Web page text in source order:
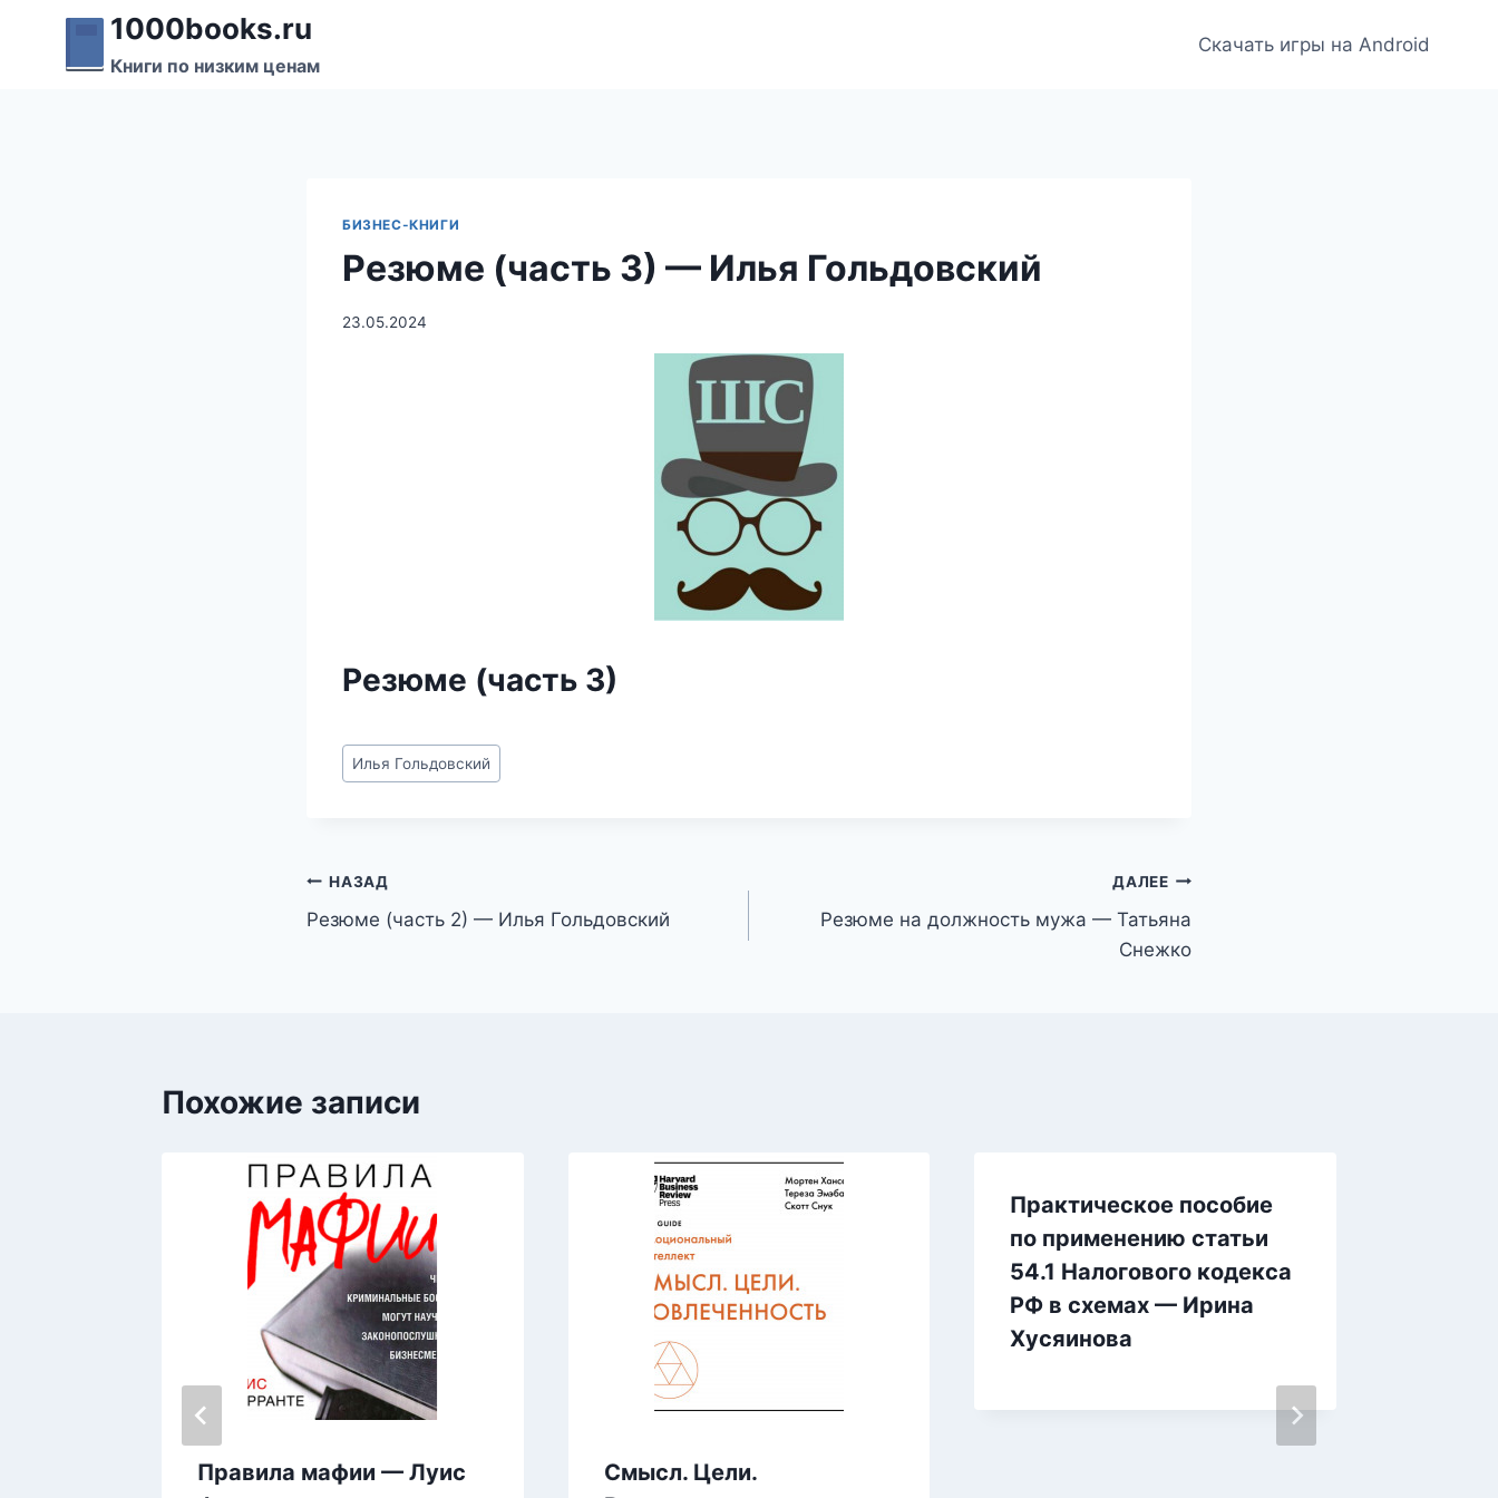
Перейти
содержимому
1000books.ru
Книги по низким ценам
Скачать игры на Android
БИЗНЕС-КНИГИ
Резюме (часть 3) — Илья Гольдовский
23.05.2024
Резюме (часть 3)
Метки
записи:
Илья Гольдовский
Навигация
по
НАЗАД
Резюме (часть 2) — Илья Гольдовский
ДАЛЕЕ
Резюме на должность мужа — Татьяна
Снежко
Похожие записи
Правила мафии — Луис
Смысл. Цели.
Практическое пособие
по применению статьи
54.1 Налогового кодекса
РФ в схемах — Ирина
Хусяинова